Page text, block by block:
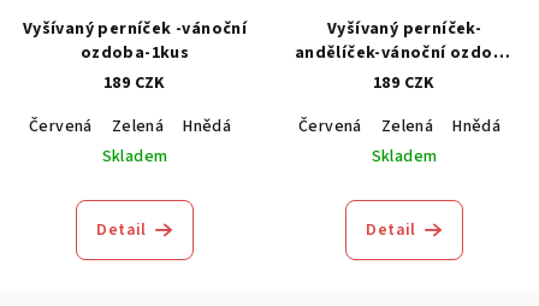
Vyšívaný perníček -vánoční
ozdoba-1kus
189 CZK
Červená
Zelená Hnědá
Modrá
Skladem
Detail
Vyšívaný perníček-
andělíček-vánoční ozdoba
1kus
189 CZK
Červená
Zelená Hnědá
Skladem
Detail